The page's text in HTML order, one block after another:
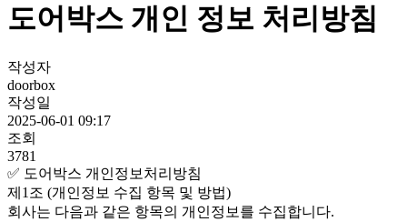
도어박스 개인 정보 처리방침
작성자
doorbox
작성일
2025-06-01 09:17
조회
3781
✅ 도어박스 개인정보처리방침
제1조 (개인정보 수집 항목 및 방법)
회사는 다음과 같은 항목의 개인정보를 수집합니다.